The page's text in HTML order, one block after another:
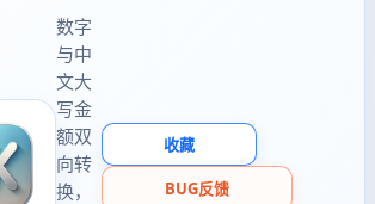
数字
与中
文大
写金
额双
向转
换，
收藏
BUG反馈